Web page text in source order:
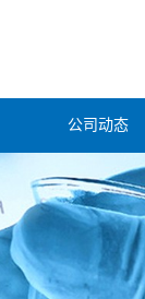
公司动态